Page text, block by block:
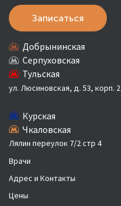
Врачи
Адрес и Контакты
Цены
Записаться
Добрынинская
Серпуховская
Тульская
ул. Люсиновская, д. 53, корп. 2
Курская
Чкаловская
Лялин переулок 7/2 стр 4